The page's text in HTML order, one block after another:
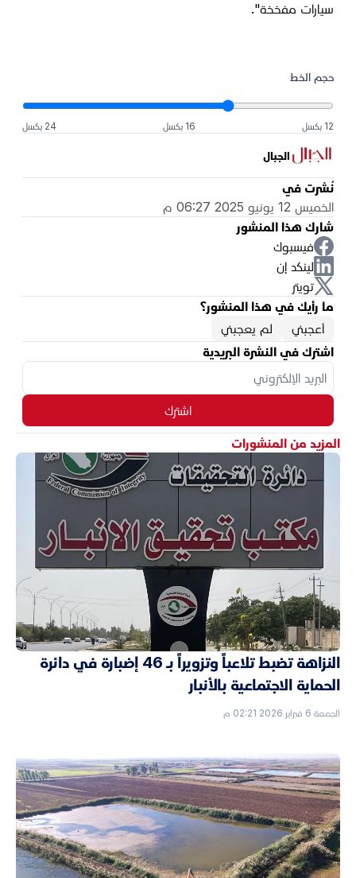
سيارات مفخخة".
حجم الخط
12 بكسل 16 بكسل 24 بكسل
الجبال
نُشرت في
الخميس 12 يونيو 2025 06:27 م
شارك هذا المنشور
فيسبوك
لينكد إن
تويتر
ما رأيك في هذا المنشور؟
أعجبني
لم يعجبني
اشترك في النشرة البريدية
اشترك
المزيد من المنشورات
النزاهة تضبط تلاعباً وتزويراً بـ 46 إضبارة في دائرة
الحماية الاجتماعية بالأنبار
الجمعة 6 فبراير 2026 02:21 م